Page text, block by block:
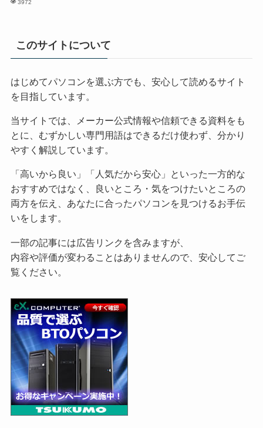
3972
このサイトについて
はじめてパソコンを選ぶ方でも、安心して読めるサイト
を目指しています。
当サイトでは、メーカー公式情報や信頼できる資料をも
とに、むずかしい専門用語はできるだけ使わず、分かり
やすく解説しています。
「高いから良い」「人気だから安心」といった一方的な
おすすめではなく、良いところ・気をつけたいところの
両方を伝え、あなたに合ったパソコンを見つけるお手伝
いをします。
一部の記事には広告リンクを含みますが、
内容や評価が変わることはありませんので、安心してご
覧ください。